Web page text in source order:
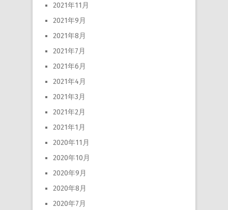
2021年11月
2021年9月
2021年8月
2021年7月
2021年6月
2021年4月
2021年3月
2021年2月
2021年1月
2020年11月
2020年10月
2020年9月
2020年8月
2020年7月